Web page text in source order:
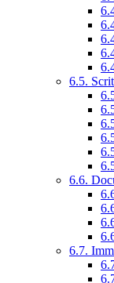
6.5.
6.6.
6.7.